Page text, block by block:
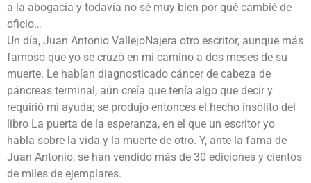
a la abogacía y todavía no sé muy bien por qué cambié de
oficio…
Un día, Juan Antonio VallejoNajera otro escritor, aunque más
famoso que yo se cruzó en mi camino a dos meses de su
muerte. Le habían diagnosticado cáncer de cabeza de
páncreas terminal, aún creía que tenía algo que decir y
requirió mi ayuda; se produjo entonces el hecho insólito del
libro La puerta de la esperanza, en el que un escritor yo
habla sobre la vida y la muerte de otro. Y, ante la fama de
Juan Antonio, se han vendido más de 30 ediciones y cientos
de miles de ejemplares.